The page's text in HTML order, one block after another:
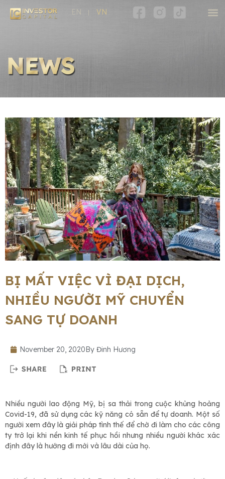
EN VN
BỊ MẤT VIỆC VÌ ĐẠI DỊCH,
NHIỀU NGƯỜI MỸ CHUYỂN
SANG TỰ DOANH
November 20, 2020By Đinh Hương
Nhiều người lao động Mỹ, bị sa thải trong cuộc khủng hoảng
Covid-19, đã sử dụng các kỹ năng có sẵn để tự doanh. Một số
người xem đây là giải pháp tình thế để chờ đi làm cho các công
ty trở lại khi nền kinh tế phục hồi nhưng nhiều người khác xác
định đây là hướng đi mới và lâu dài của họ.